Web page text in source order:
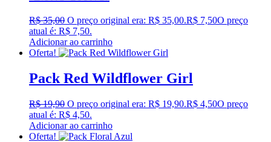
R$35,00 O preço original era: R$ 35,00.R$ 7,50O preço
atual é: R$ 7,50.
Adicionar ao carrinho
Oferta!
Pack Red Wildflower Girl
R$19,90 O preço original era: R$ 19,90.R$ 4,50O preço
atual é: R$ 4,50.
Adicionar ao carrinho
Oferta!